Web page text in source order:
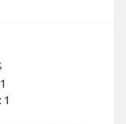
1